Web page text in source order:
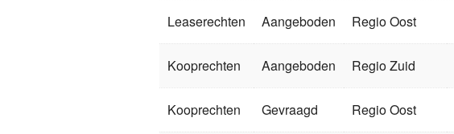
Leaserechten Aangeboden Regio Oost
Kooprechten Aangeboden Regio Zuid
Kooprechten Gevraagd Regio Oost